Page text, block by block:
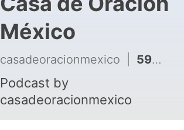
México
casadeoracionmexico 5990 - Chuy Olivares - El fanatismo divide, hiere y destruye
Podcast by
casadeoracionmexico